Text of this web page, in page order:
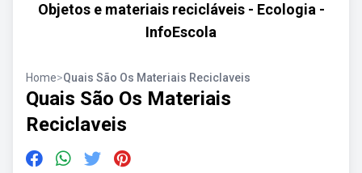
Objetos e materiais recicláveis - Ecologia -
InfoEscola
Home>Quais São Os Materiais Reciclaveis
Quais São Os Materiais
Reciclaveis